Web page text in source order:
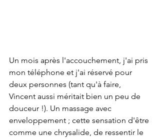
Un mois après l'accouchement, j'ai pris
mon téléphone et j'ai réservé pour
deux personnes (tant qu'à faire,
Vincent aussi méritait bien un peu de
douceur !). Un massage avec
enveloppement ; cette sensation d'être
comme une chrysalide, de ressentir le